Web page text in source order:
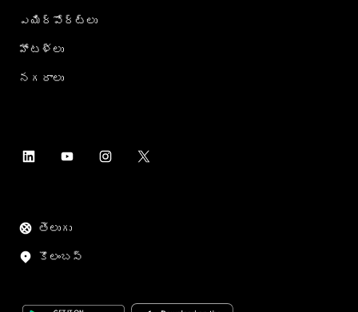
ఎయిర్‌పోర్ట్‌లు
హోటళ్లు
నగరాలు
తెలుగు
కొలంబస్